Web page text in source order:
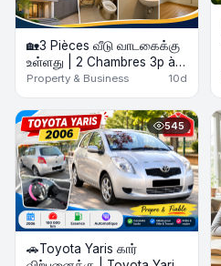
🏡3 Pièces வீடு வாடகைக்கு
உள்ளது | 2 Chambres 3p à
louer
Property & Business 10d
545
🚗Toyota Yaris கார்